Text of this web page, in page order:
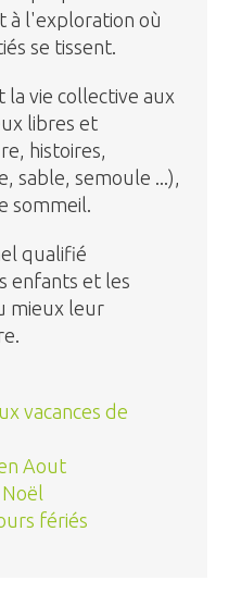
à l'exploration où
se tissent.
la vie collective aux
libres et
histoires,
sable, semoule ...),
sommeil.
qualifié
enfants et les
mieux leur
vacances de
Aout
fériés